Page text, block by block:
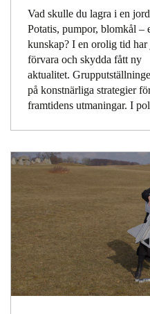
Vad skulle du lagra i en
Potatis, pumpor, blomkål –
kunskap? I en orolig tid
förvara och skydda fått ny
aktualitet.
på konstnärliga strategier
framtidens utmaningar. I